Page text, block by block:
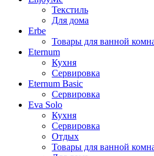
Текстиль
Для дома
Erbe
Товары для ванной
Eternum
Кухня
Сервировка
Eternum Basic
Сервировка
Eva Solo
Кухня
Сервировка
Отдых
Товары для ванной